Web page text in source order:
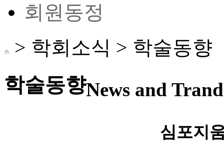
회원동정
> 학회소식 > 학술동향
학술동향News and
심포지